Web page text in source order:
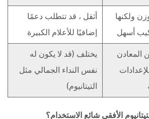
ولكنها
أسهل
أثقل ، قد تتطلب دعمًا
إضافيًا للأعلام الكبيرة
المعادن
يختلف (قد لا يكون له
نفس النداء الجمالي مثل
التيتانيوم)
الأفقي شائع الاستخدام؟